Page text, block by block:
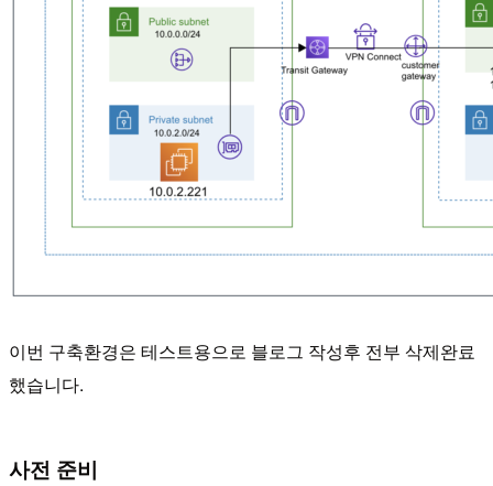
이번 구축환경은 테스트용으로 블로그 작성후 전부 삭제완료
했습니다.
사전 준비